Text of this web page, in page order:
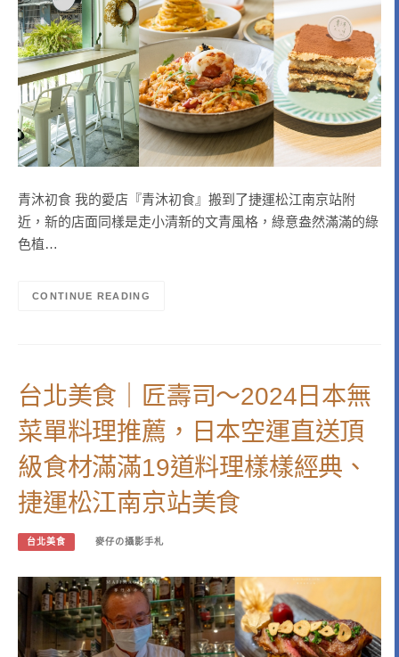
青沐初食 我的愛店『青沐初食』搬到了捷運松江南京站附
近，新的店面同樣是走小清新的文青風格，綠意盎然滿滿的綠
色植…
CONTINUE READING
台北美食｜匠壽司～2024日本無
菜單料理推薦，日本空運直送頂
級食材滿滿19道料理樣樣經典、
捷運松江南京站美食
台北美食 麥仔の攝影手札